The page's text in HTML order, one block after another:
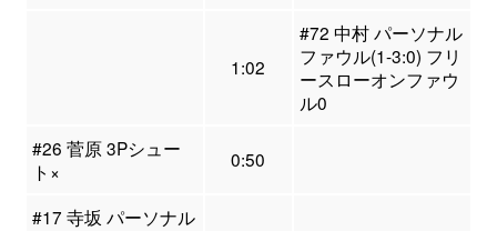
1:02
#72 中村 パーソナル
ファウル(1-3:0) フリ
ースローオンファウ
ル0
#26 菅原 3Pシュー
ト×
0:50
#17 寺坂 パーソナル